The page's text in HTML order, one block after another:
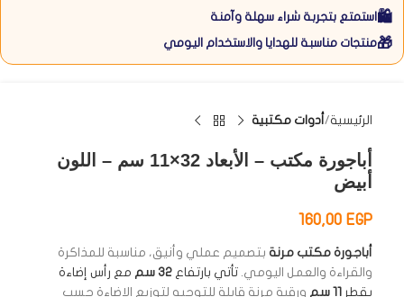
🛍️ استمتع بتجربة شراء سهلة وآمنة
🎁منتجات مناسبة للهدايا والاستخدام اليومي
الرئيسية أدوات مكتبية
أباجورة مكتب – الأبعاد 32×11 سم – اللون
أبيض
160,00 EGP
أباجورة مكتب مرنة بتصميم عملي وأنيق، مناسبة للمذاكرة
والقراءة والعمل اليومي. تأتي بارتفاع 32 سم
مع رأس إضاءة
بقطر 11 سم
ورقبة مرنة قابلة للتوجيه لتوزيع الإضاءة حسب